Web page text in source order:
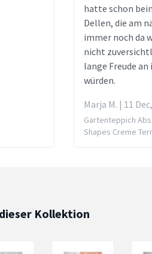
hatte schon
Dellen, die am
immer noch da
nicht
lange Freude
würden.
Marja M. | 11
Gartenteppich
Shapes Creme
Kollektion